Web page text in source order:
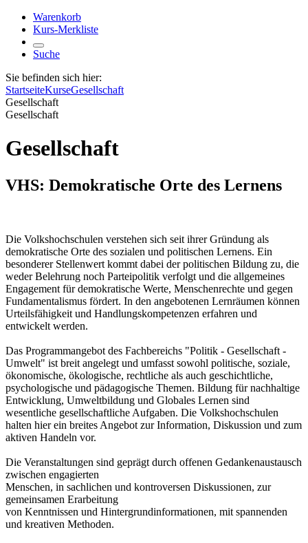
Warenkorb
Kurs-Merkliste
Suche
Sie befinden sich hier:
StartseiteKurseGesellschaft
Gesellschaft
Gesellschaft
Gesellschaft
VHS: Demokratische Orte des Lernens
Die Volkshochschulen verstehen sich seit ihrer Gründung als
demokratische Orte des sozialen und politischen Lernens. Ein
besonderer Stellenwert kommt dabei der politischen Bildung zu, die
weder Belehrung noch Parteipolitik verfolgt und die allgemeines
Engagement für demokratische Werte, Menschenrechte und gegen
Fundamentalismus fördert. In den angebotenen Lernräumen können
Urteilsfähigkeit und Handlungskompetenzen erfahren und
entwickelt werden.
Das Programmangebot des Fachbereichs "Politik - Gesellschaft -
Umwelt" ist breit angelegt und umfasst sowohl politische, soziale,
ökonomische, ökologische, rechtliche als auch geschichtliche,
psychologische und pädagogische Themen. Bildung für nachhaltige
Entwicklung, Umweltbildung und Globales Lernen sind
wesentliche gesellschaftliche Aufgaben. Die Volkshochschulen
halten hier ein breites Angebot zur Information, Diskussion und zum
aktiven Handeln vor.
Die Veranstaltungen sind geprägt durch offenen Gedankenaustausch
zwischen engagierten
Menschen, in sachlichen und kontroversen Diskussionen, zur
gemeinsamen Erarbeitung
von Kenntnissen und Hintergrundinformationen, mit spannenden
und kreativen Methoden.